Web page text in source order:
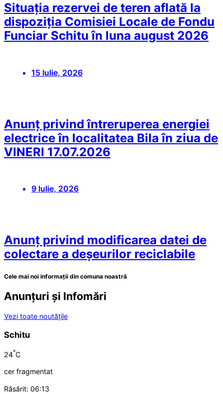
Situația rezervei de teren aflată la
dispoziția Comisiei Locale de Fondu
Funciar Schitu în luna august 2026
15 Iulie, 2026
Anunț privind întreruperea energiei
electrice în localitatea Bila în ziua de
VINERI 17.07.2026
9 Iulie, 2026
Anunț privind modificarea datei de
colectare a deșeurilor reciclabile
Cele mai noi informații din comuna noastră
Anunțuri și Infomări
Vezi toate noutățile
Schitu
24°C
cer fragmentat
Răsărit: 06:13